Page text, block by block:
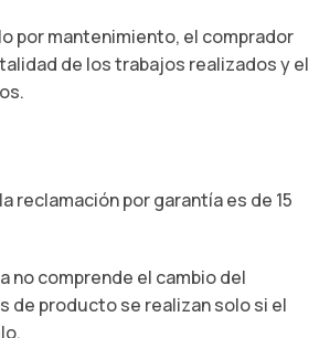
por mantenimiento, el comprador
de los trabajos realizados y el
reclamación por garantía es de 15
no comprende el cambio del
de producto se realizan solo si el